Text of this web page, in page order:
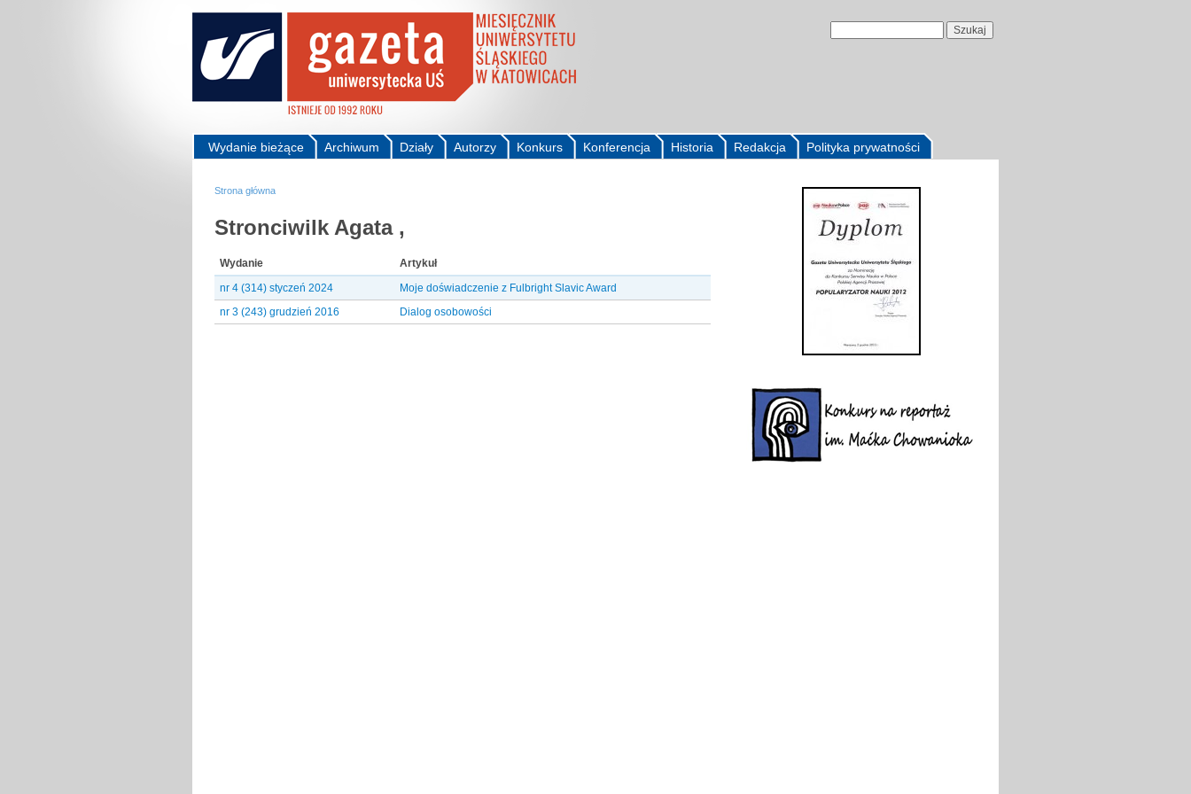
Polityka prywatności
Redakcja
Historia
Konferencja
Konkurs
Autorzy
Działy
Archiwum
Wydanie bieżące
Strona główna
Stronciwilk Agata ,
Wydanie
Artykuł
nr 4 (314) styczeń 2024
Moje doświadczenie z Fulbright Slavic Award
nr 3 (243) grudzień 2016
Dialog osobowości